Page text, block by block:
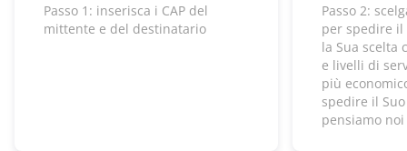
Passo 1: inserisca i CAP del
mittente e del destinatario
Passo 2:
per spedire il
la Sua scelta
e livelli di
più
spedire il Suo
pensiamo noi